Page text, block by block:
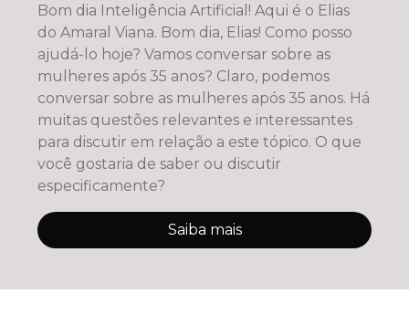
Bom dia Inteligência Artificial! Aqui é o Elias
do Amaral Viana. Bom dia, Elias! Como posso
ajudá-lo hoje? Vamos conversar sobre as
mulheres após 35 anos? Claro, podemos
conversar sobre as mulheres após 35 anos. Há
muitas questões relevantes e interessantes
para discutir em relação a este tópico. O que
você gostaria de saber ou discutir
especificamente?
Saiba mais